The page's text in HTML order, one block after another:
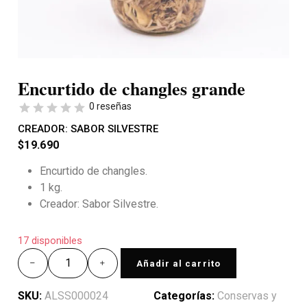
Encurtido de changles grande
0 reseñas
CREADOR: SABOR SILVESTRE
$19.690
Encurtido de changles.
1 kg.
Creador: Sabor Silvestre.
17 disponibles
Añadir al carrito
SKU: ALSS000024 Categorías: Conservas y